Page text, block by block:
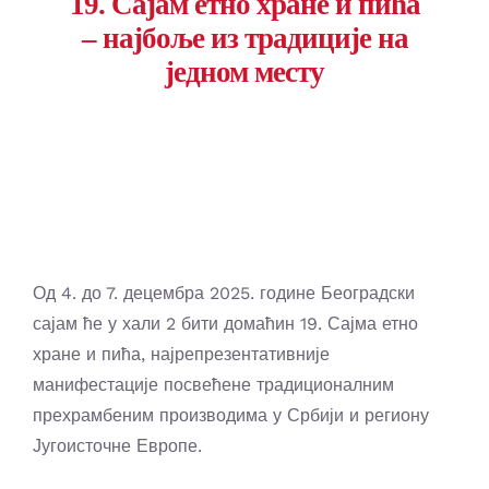
– најбоље из традиције на
једном месту
Од 4. до 7. децембра 2025. године Београдски
сајам ће у хали 2 бити домаћин 19. Сајма етно
хране и пића, најрепрезентативније
манифестације посвећене традиционалним
прехрамбеним производима у Србији и региону
Југоисточне Европе.